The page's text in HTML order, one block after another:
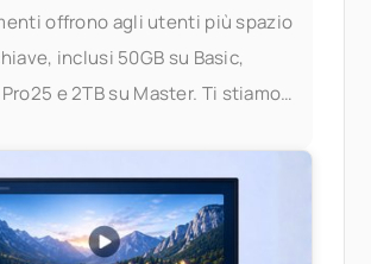
offrono agli utenti più spazio
inclusi 50GB su Basic,
e 2TB su Master. Ti stiamo
dei limiti. Cosa è
Ecco